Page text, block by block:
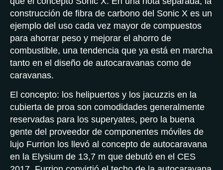
construcción de fibra de carbono del Sonic X es un
ejemplo del uso cada vez mayor de compuestos
para ahorrar peso y mejorar el ahorro de
combustible, una tendencia que ya está en marcha
tanto en el diseño de autocaravanas como de
caravanas.
El concepto: los helipuertos y los jacuzzis en la
cubierta de proa son comodidades generalmente
reservadas para los superyates, pero la buena
gente del proveedor de componentes móviles de
lujo Furrion los llevó al concepto de autocaravana
en la Elysium de 13,7 m que debutó en el CES